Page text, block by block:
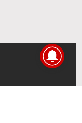
directamente en